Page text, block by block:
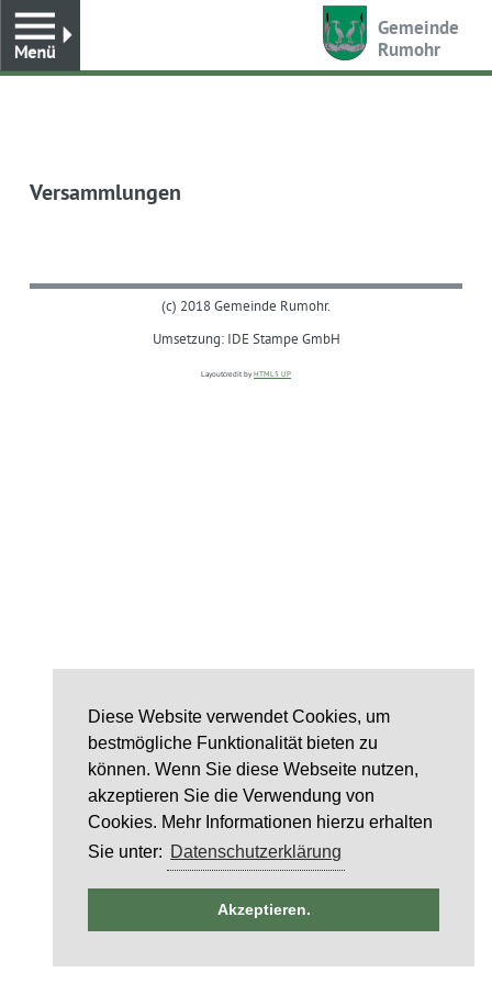
Diese Website verwendet Cookies, um
bestmögliche Funktionalität bieten zu
können. Wenn Sie diese Webseite nutzen,
akzeptieren Sie die Verwendung von
Cookies. Mehr Informationen hierzu erhalten
Sie unter: Datenschutzerklärung
Akzeptieren.
Gemeinde
Rumohr
Versammlungen
(c) 2018 Gemeinde Rumohr.
Umsetzung: IDE Stampe GmbH
Layoutcredit by HTML5 UP